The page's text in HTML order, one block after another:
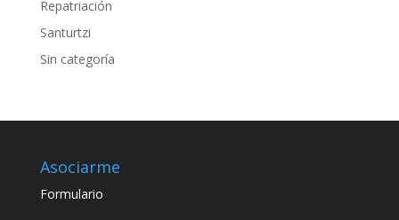
Repatriación
Santurtzi
Sin categoría
Asociarme
Formulario